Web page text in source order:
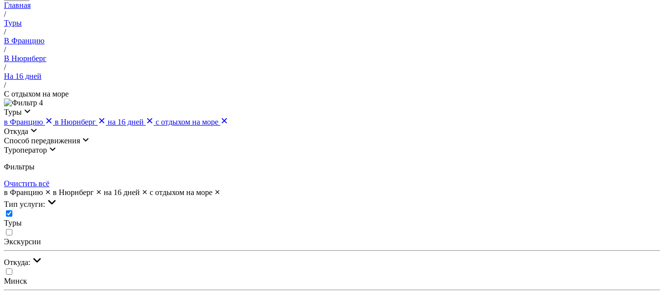
Главная
/
Туры
/
В Францию
/
В Нюрнберг
/
На 16 дней
/
С отдыхом на море
4
Туры
в Францию
в Нюрнберг на 16 дней
с отдыхом на море
Откуда
Cпособ передвижения
Туроператор
Фильтры
Очистить всё
в Францию
в Нюрнберг на 16 дней
с отдыхом на море
Тип услуги:
Туры
Экскурсии
Откуда:
Минск